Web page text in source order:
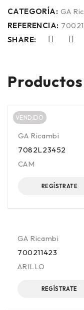
CATEGORÍA: GA
REFERENCIA:
SHARE:
VENDIDO
GA Ricambi
7082L23452
CAM
REGÍSTRATE
GA Ricambi
700211423
ARILLO
REGÍSTRATE